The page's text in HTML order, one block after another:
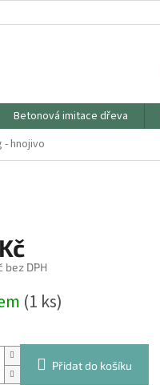
Betonová imitace dřeva
- hnojivo
bez DPH
(1 ks)
Přidat do košíku